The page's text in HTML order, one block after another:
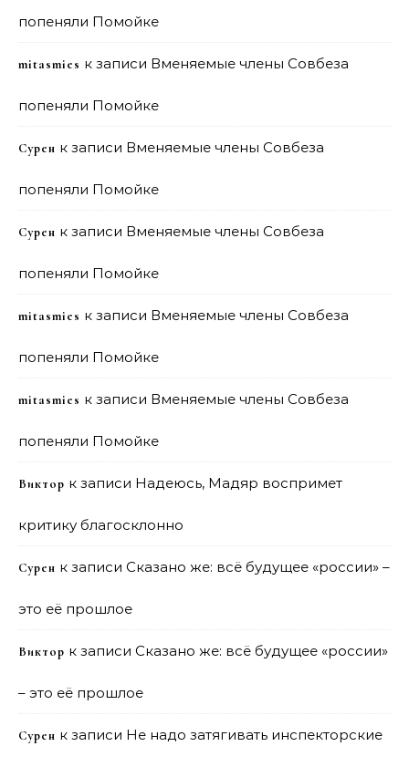
попеняли Помойке
mitasmies к записи Вменяемые члены Совбеза
попеняли Помойке
Сурен к записи Вменяемые члены Совбеза
попеняли Помойке
Сурен к записи Вменяемые члены Совбеза
попеняли Помойке
mitasmies к записи Вменяемые члены Совбеза
попеняли Помойке
mitasmies к записи Вменяемые члены Совбеза
попеняли Помойке
Виктор к записи Надеюсь, Мадяр воспримет
критику благосклонно
Сурен к записи Сказано же: всё будущее «россии» –
это её прошлое
Виктор к записи Сказано же: всё будущее «россии»
– это её прошлое
Сурен к записи Не надо затягивать инспекторские